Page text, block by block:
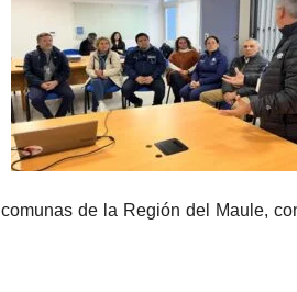
o
de la Región del Maule,